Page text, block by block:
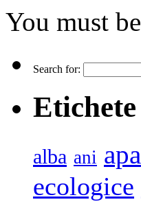
You must be
Search for:
Etichete
alba ani apa
ecologice